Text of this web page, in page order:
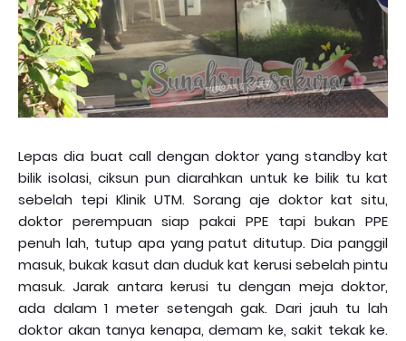
Lepas dia buat call dengan doktor yang standby kat
bilik isolasi, ciksun pun diarahkan untuk ke bilik tu kat
sebelah tepi Klinik UTM. Sorang aje doktor kat situ,
doktor perempuan siap pakai PPE tapi bukan PPE
penuh lah, tutup apa yang patut ditutup. Dia panggil
masuk, bukak kasut dan duduk kat kerusi sebelah pintu
masuk. Jarak antara kerusi tu dengan meja doktor,
ada dalam 1 meter setengah gak. Dari jauh tu lah
doktor akan tanya kenapa, demam ke, sakit tekak ke.